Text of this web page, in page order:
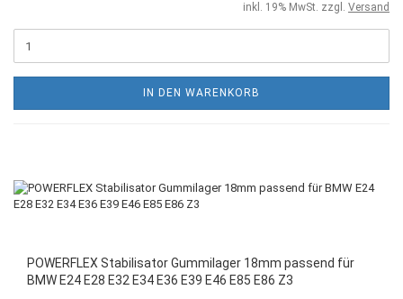
inkl. 19% MwSt. zzgl. Versand
IN DEN WARENKORB
POWERFLEX Stabilisator Gummilager 18mm passend für
BMW E24 E28 E32 E34 E36 E39 E46 E85 E86 Z3